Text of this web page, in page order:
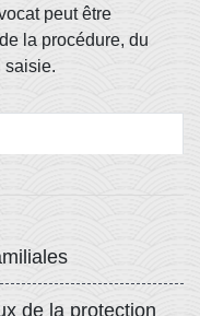
peut être
la procédure, du
saisie.
de la protection